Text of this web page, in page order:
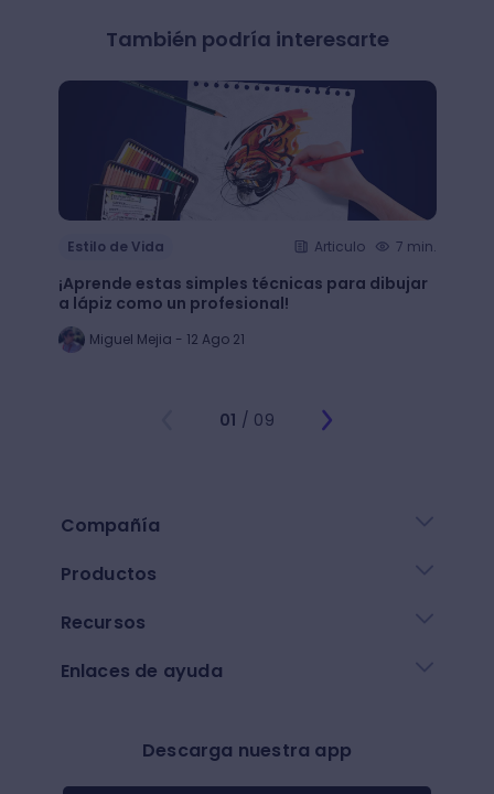
También podría interesarte
Estilo de Vida Articulo 7 min.
¡Aprende estas simples técnicas para dibujar
a lápiz como un profesional!
Miguel Mejia - 12 Ago 21
01 / 09
Compañía
Productos
Recursos
Enlaces de ayuda
Descarga nuestra app